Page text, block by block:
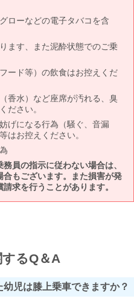
ローなどの電子タバコを含
ます、また泥酔状態でのご乗
ード等）の飲食はお控えくだ
香水）など座席が汚れる、臭
ださい。
げになる行為（騒ぐ、音漏
はお控えください。
員の指示に従わない場合は、
もございます。また損害が発
求を行うことがあります。
るQ＆A
児は膝上乗車できますか？